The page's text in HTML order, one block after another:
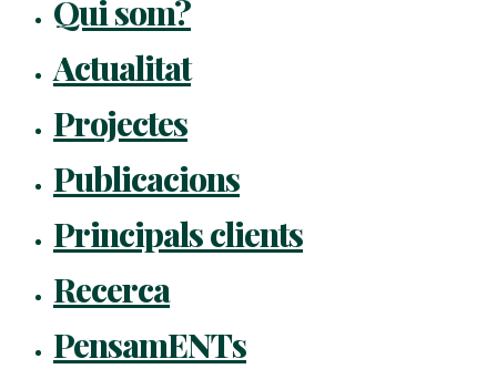
Qui som?
Actualitat
Projectes
Publicacions
Principals clients
Recerca
PensamENTs